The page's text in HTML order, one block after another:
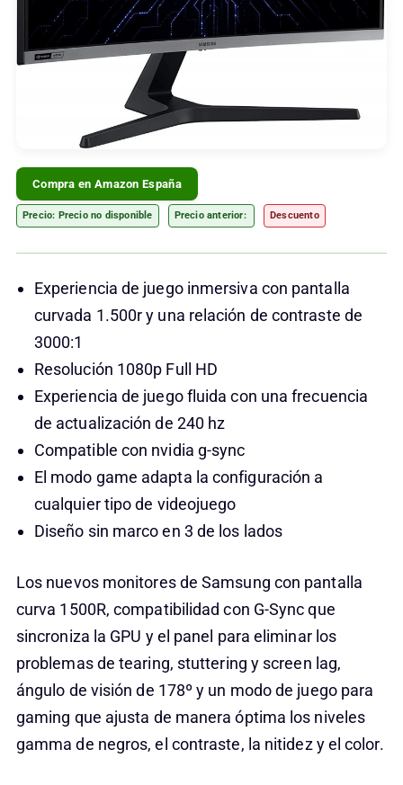
Compra en Amazon España
Precio: Precio no disponible Precio anterior: Descuento
Experiencia de juego inmersiva con pantalla
curvada 1.500r y una relación de contraste de
3000:1
Resolución 1080p Full HD
Experiencia de juego fluida con una frecuencia
de actualización de 240 hz
Compatible con nvidia g-sync
El modo game adapta la configuración a
cualquier tipo de videojuego
Diseño sin marco en 3 de los lados
Los nuevos monitores de Samsung con pantalla
curva 1500R, compatibilidad con G-Sync que
sincroniza la GPU y el panel para eliminar los
problemas de tearing, stuttering y screen lag,
ángulo de visión de 178º y un modo de juego para
gaming que ajusta de manera óptima los niveles
gamma de negros, el contraste, la nitidez y el color.